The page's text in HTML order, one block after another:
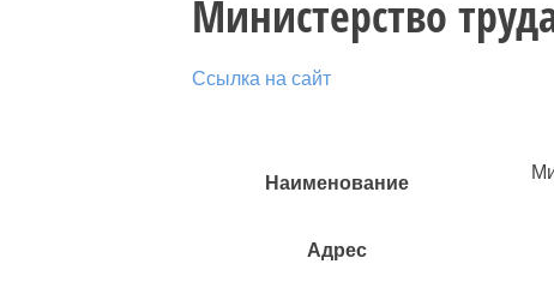
Министерство
Ссылка на сайт
Наименование
Адрес